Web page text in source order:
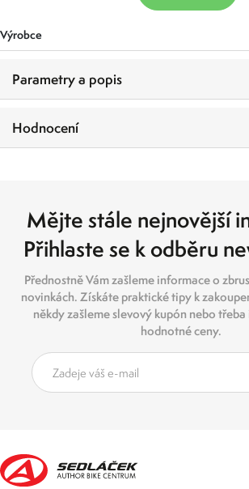
Výrobce
Parametry a popis
Hodnocení
Mějte stále nejnovější
Přihlaste se k odběru
Přednostně Vám zašleme informace o
novinkách. Získáte praktické tipy k
někdy zašleme slevový kupón nebo
hodnotné ceny.